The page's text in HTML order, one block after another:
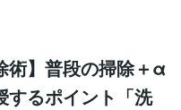
術】普段の掃除＋α
るポイント「洗